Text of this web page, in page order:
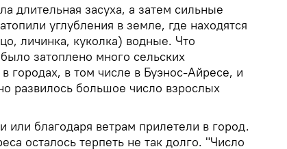
длительная засуха, а затем сильные
углубления в земле, где находятся
личинка, куколка) водные. Что
затоплено много сельских
городах, в том числе в Буэнос-Айресе, и
развилось большое число взрослых
благодаря ветрам прилетели в город.
осталось терпеть не так долго. "Число